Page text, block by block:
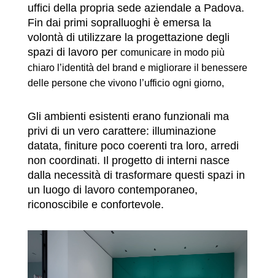
uffici della propria sede aziendale a Padova.
Fin dai primi sopralluoghi è emersa la
volontà di utilizzare la progettazione degli
spazi di lavoro per comunicare in modo più
chiaro l’identità del brand e migliorare il benessere
delle persone che vivono l’ufficio ogni giorno,
Gli ambienti esistenti erano funzionali ma
privi di un vero carattere: illuminazione
datata, finiture poco coerenti tra loro, arredi
non coordinati. Il progetto di interni nasce
dalla necessità di trasformare questi spazi in
un luogo di lavoro contemporaneo,
riconoscibile e confortevole.